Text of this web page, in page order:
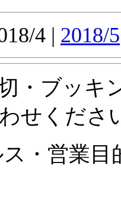
4 | 2018/5
・ブッキ
せくださ
・営業目